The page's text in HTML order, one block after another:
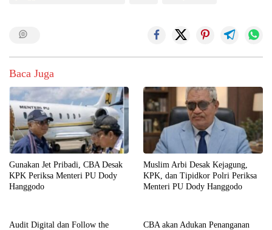
Baca Juga
Gunakan Jet Pribadi, CBA Desak
KPK Periksa Menteri PU Dody
Hanggodo
Muslim Arbi Desak Kejagung,
KPK, dan Tipidkor Polri Periksa
Menteri PU Dody Hanggodo
Audit Digital dan Follow the
CBA akan Adukan Penanganan